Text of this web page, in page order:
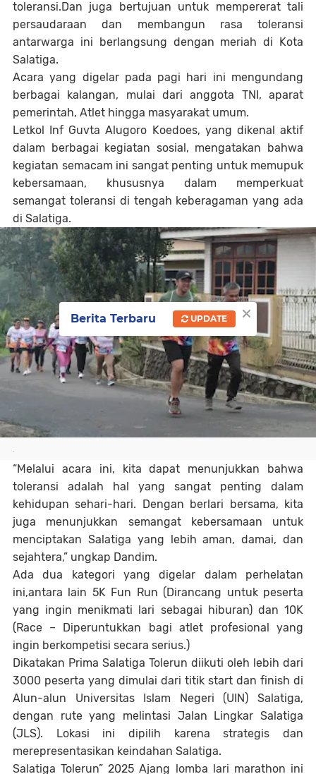
toleransi.Dan juga bertujuan untuk mempererat tali
persaudaraan dan membangun rasa toleransi
antarwarga ini berlangsung dengan meriah di Kota
Salatiga.
Acara yang digelar pada pagi hari ini mengundang
berbagai kalangan, mulai dari anggota TNI, aparat
pemerintah, Atlet hingga masyarakat umum.
Letkol Inf Guvta Alugoro Koedoes, yang dikenal aktif
dalam berbagai kegiatan sosial, mengatakan bahwa
kegiatan semacam ini sangat penting untuk memupuk
kebersamaan, khususnya dalam memperkuat
semangat toleransi di tengah keberagaman yang ada
di Salatiga.
.
“Melalui acara ini, kita dapat menunjukkan bahwa
toleransi adalah hal yang sangat penting dalam
kehidupan sehari-hari. Dengan berlari bersama, kita
juga menunjukkan semangat kebersamaan untuk
menciptakan Salatiga yang lebih aman, damai, dan
sejahtera,” ungkap Dandim.
Ada dua kategori yang digelar dalam perhelatan
ini,antara lain 5K Fun Run (Dirancang untuk peserta
yang ingin menikmati lari sebagai hiburan) dan 10K
(Race – Diperuntukkan bagi atlet profesional yang
ingin berkompetisi secara serius.)
Dikatakan Prima Salatiga Tolerun diikuti oleh lebih dari
3000 peserta yang dimulai dari titik start dan finish di
Alun-alun Universitas Islam Negeri (UIN) Salatiga,
dengan rute yang melintasi Jalan Lingkar Salatiga
(JLS). Lokasi ini dipilih karena strategis dan
merepresentasikan keindahan Salatiga.
Salatiga Tolerun” 2025 Ajang lomba lari marathon ini
×
Berita Terbaru UPDATE